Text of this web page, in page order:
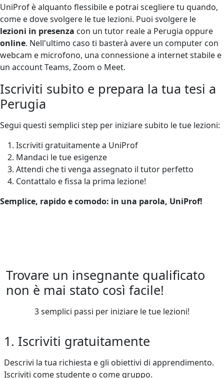
UniProf è alquanto flessibile e potrai scegliere tu quando,
come e dove svolgere le tue lezioni. Puoi svolgere le
lezioni in presenza con un tutor reale a Perugia oppure
online. Nell'ultimo caso ti basterà avere un computer con
webcam e microfono, una connessione a internet stabile e
un account Teams, Zoom o Meet.
Iscriviti subito e prepara la tua tesi a
Perugia
Segui questi semplici step per iniziare subito le tue lezioni:
Iscriviti gratuitamente a UniProf
Mandaci le tue esigenze
Attendi che ti venga assegnato il tutor perfetto
Contattalo e fissa la prima lezione!
Semplice, rapido e comodo: in una parola, UniProf!
Trovare un insegnante qualificato
non è mai stato così facile!
3 semplici passi per iniziare le tue lezioni!
1. Iscriviti gratuitamente
Descrivi la tua richiesta e gli obiettivi di apprendimento.
Iscriviti come studente o come gruppo.